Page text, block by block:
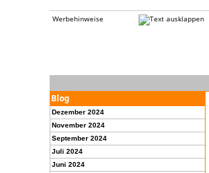
Werbehinweise
Blog
Dezember 2024
November 2024
September 2024
Juli 2024
Juni 2024